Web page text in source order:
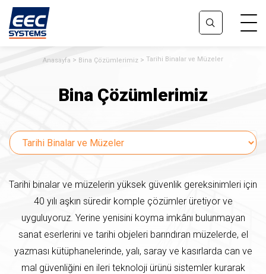
Anasayfa Bina Çözümlerimiz Tarihi Binalar ve Müzeler
Bina Çözümlerimiz
Tarihi binalar ve müzelerin yüksek güvenlik gereksinimleri için
40 yılı aşkın süredir komple çözümler üretiyor ve
uyguluyoruz. Yerine yenisini koyma imkânı bulunmayan
sanat eserlerini ve tarihi objeleri barındıran müzelerde, el
yazması kütüphanelerinde, yalı, saray ve kasırlarda can ve
mal güvenliğini en ileri teknoloji ürünü sistemler kurarak